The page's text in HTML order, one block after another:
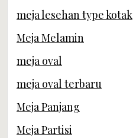
meja lesehan type kotak
Meja Melamin
meja oval
meja oval terbaru
Meja Panjang
Meja Partisi